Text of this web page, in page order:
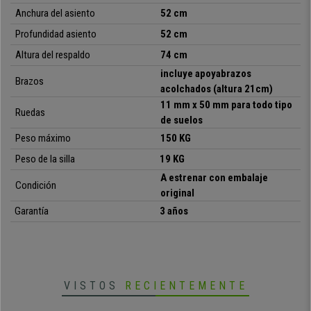
•Máximo Confort: forma ergonómica, gran acolchado
•Base y reposabrazos en sólido acero cromado
• Mecanismo basculante de reclinación
•Especialmente resistente: hasta 150kg
•Ruedas de goma para todo tipo de suelos
Anchura del asiento
52 cm
Profundidad asiento
52 cm
Altura del respaldo
74 cm
Brazos
incluye apoyabrazos
acolchados (altura 21cm)
Ruedas
11 mm x 50 mm para todo tipo
de suelos
Peso máximo
1 50 KG
Peso de la silla
19 KG
Condición
A estrenar con embalaje
original
Garantía
3 años
VISTOS RECIENTEMENTE